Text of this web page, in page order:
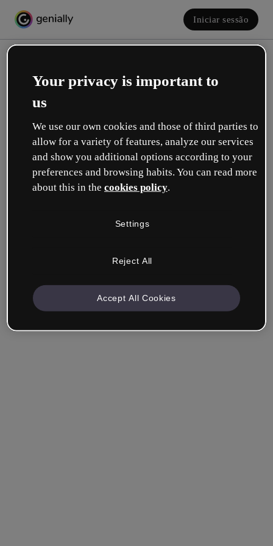
Iniciar sessão
Crie a sua conta! É grátis!
Qual descreve melhor a sua função?
Empresa & Profissionais
outra área.
Your privacy is important to
us
We use our own cookies and those of third parties to
allow for a variety of features, analyze our services
and show you additional options according to your
preferences and browsing habits. You can read more
about this in the cookies policy.
Settings
Reject All
Accept All Cookies